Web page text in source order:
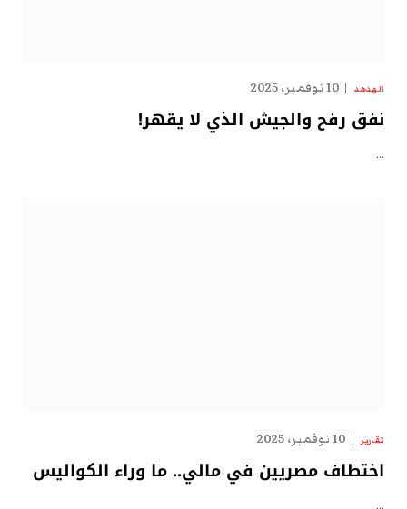
الهدهد 10 نوفمبر، 2025
نفق رفح والجيش الذي لا يقهر!
…
تقارير 10 نوفمبر، 2025
اختطاف مصريين في مالي.. ما وراء الكواليس
…